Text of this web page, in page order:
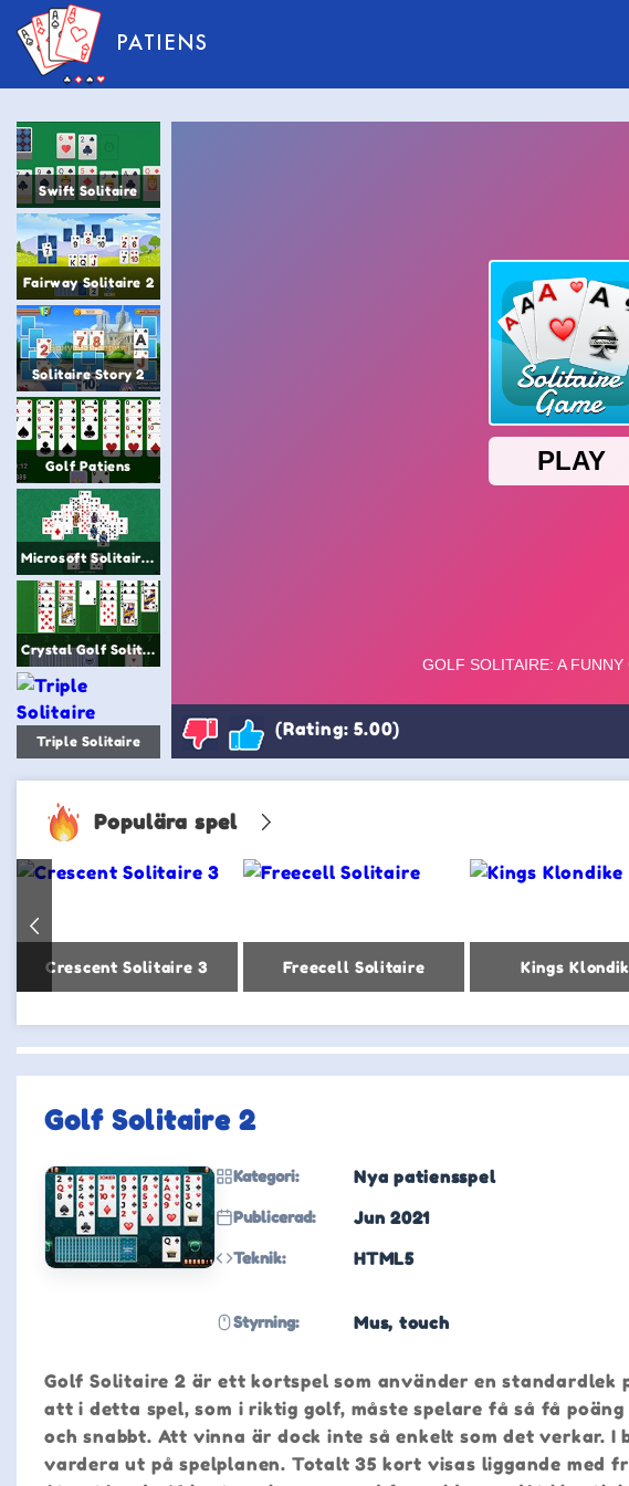
PATIENS
Swift Solitaire
Fairway Solitaire 2
Solitaire Story 2
Golf Patiens
Microsoft Solitaire Collection
Crystal Golf Solitaire
Triple Solitaire
(Rating: 5.00)
Populära spel
Crescent Solitaire 3 Freecell Solitaire Kings
Golf Solitaire 2
Kategori: Nya patiensspel
Publicerad: Jun 2021
Teknik: HTML5
Styrning: Mus, touch
Golf Solitaire 2 är ett kortspel som använder en standardlek
att i detta spel, som i riktig golf, måste spelare få så få
och snabbt. Att vinna är dock inte så enkelt som det verkar. I
vardera ut på spelplanen. Totalt 35 kort visas liggande med